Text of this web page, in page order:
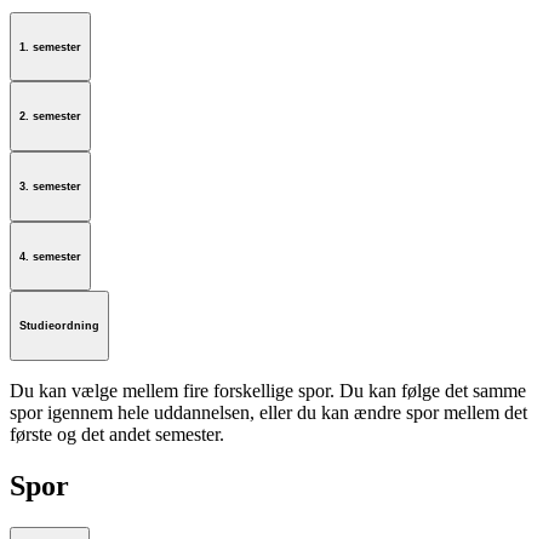
1. semester
2. semester
3. semester
4. semester
Studieordning
Du kan vælge mellem fire forskellige spor. Du kan følge det samme
spor igennem hele uddannelsen, eller du kan ændre spor mellem det
første og det andet semester.
Spor